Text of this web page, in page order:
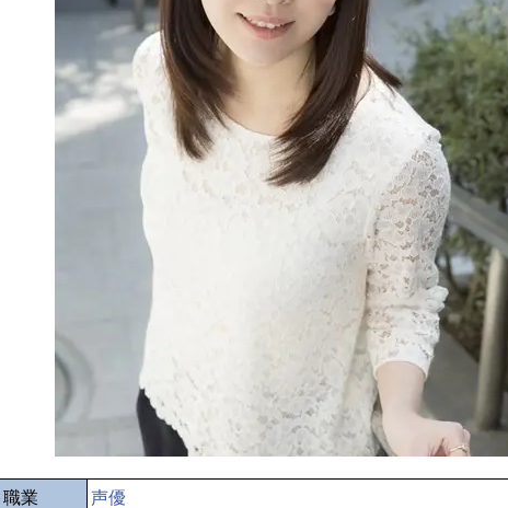
職業 声優
TVアニメ『戦隊大失格』
radio 大直会 2nd season